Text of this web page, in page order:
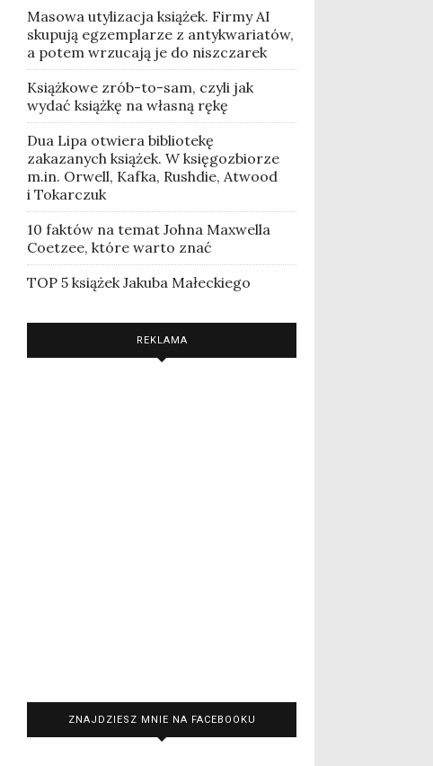
Masowa utylizacja książek. Firmy AI
skupują egzemplarze z antykwariatów,
a potem wrzucają je do niszczarek
Książkowe zrób-to-sam, czyli jak
wydać książkę na własną rękę
Dua Lipa otwiera bibliotekę
zakazanych książek. W księgozbiorze
m.in. Orwell, Kafka, Rushdie, Atwood
i Tokarczuk
10 faktów na temat Johna Maxwella
Coetzee, które warto znać
TOP 5 książek Jakuba Małeckiego
REKLAMA
ZNAJDZIESZ MNIE NA FACEBOOKU